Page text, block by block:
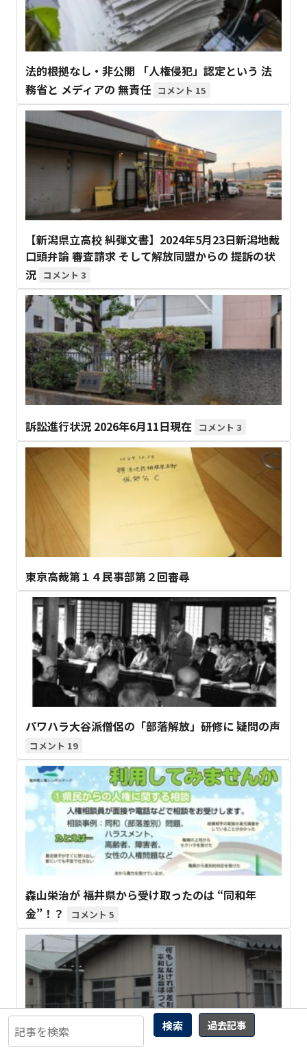
検索 過去記事
法的根拠なし・非公開 「人権侵犯」認定という 法
務省と メディアの 無責任
15
【新潟県立高校 糾弾文書】2024年5月23日新潟地裁
口頭弁論 審査請求 そして解放同盟からの 提訴の状
況
3
訴訟進行状況 2026年6月11日現在 3
東京高裁第１４民事部第２回審尋
パワハラ大谷派僧侶の「部落解放」研修に 疑問の声
19
森山栄治が 福井県から受け取ったのは “同和年
金”！？
5